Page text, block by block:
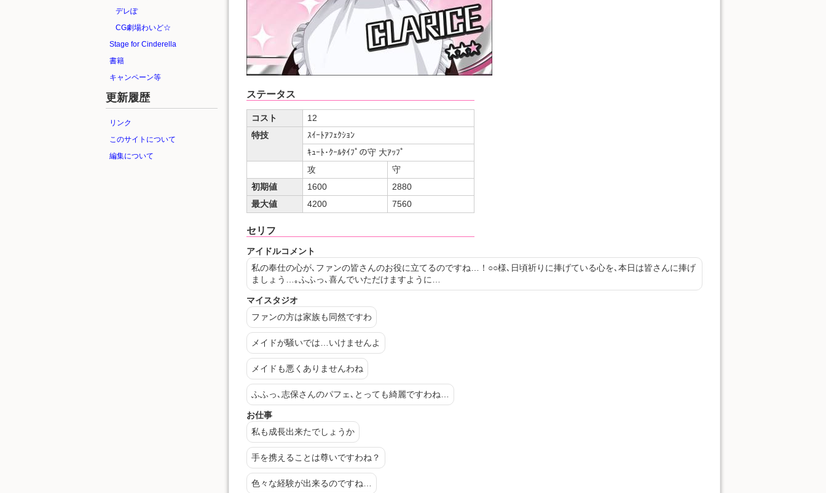
デレぽ
CG劇場わいど☆
Stage for Cinderella
書籍
キャンペーン等
更新履歴
リンク
このサイトについて
編集について
ステータス
コスト
12
特技
ｽｲｰﾄｱﾌｪｸｼｮﾝ
ｷｭｰﾄ･ｸｰﾙﾀｲﾌﾟの守 大ｱｯﾌﾟ
攻
守
初期値
1600
2880
最大値
4200 7560
セリフ
アイドルコメント
私の奉仕の心が､ファンの皆さんのお役に立てるのですね…！ ○○様､日頃祈りに捧げている心を､本日は皆さんに捧げ
ましょう…｡ふふっ､喜んでいただけますように…
マイスタジオ
ファンの方は家族も同然ですわ
メイドが騒いでは…いけませんよ
メイドも悪くありませんわね
ふふっ､志保さんのパフェ､とっても綺麗ですわね…
お仕事
私も成長出来たでしょうか
手を携えることは尊いですわね？
色々な経験が出来るのですね…